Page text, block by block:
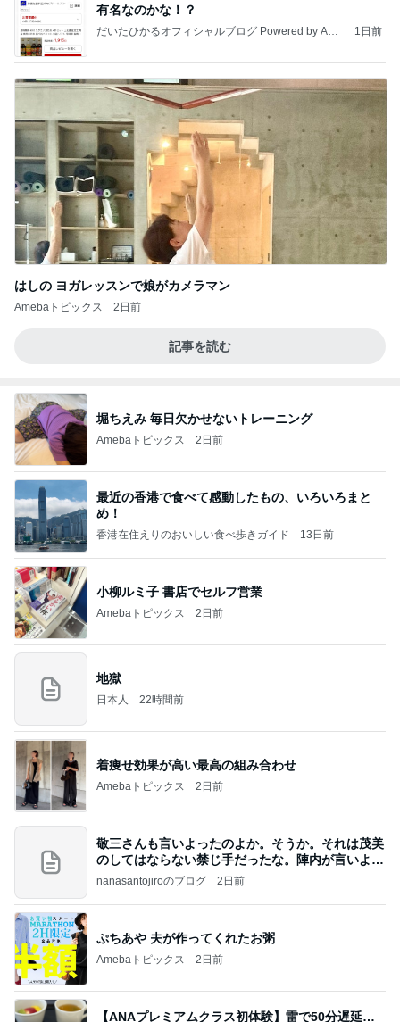
有名なのかな！？
だいたひかるオフィシャルブログ Powered by Ame
1日前
はしの ヨガレッスンで娘がカメラマン
Amebaトピックス 2日前
記事を読む
堀ちえみ 毎日欠かせないトレーニング
Amebaトピックス 2日前
最近の香港で食べて感動したもの、いろいろまと
め！
香港在住えりのおいしい食べ歩きガイド 13日前
小柳ルミ子 書店でセルフ営業
Amebaトピックス 2日前
地獄
日本人 22時間前
着痩せ効果が高い最高の組み合わせ
Amebaトピックス 2日前
敬三さんも言いよったのよか。そうか。それは茂美
のしてはならない禁じ手だったな。陣内が言いよる
のよ
nanasantojiroのブログ 2日前
ぷちあや 夫が作ってくれたお粥
Amebaトピックス 2日前
【ANAプレミアムクラス初体験】雷で50分遅延…